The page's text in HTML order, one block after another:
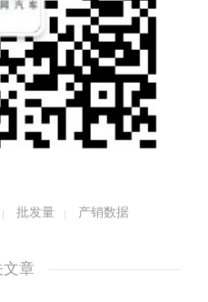
批发量 产销数据
文章